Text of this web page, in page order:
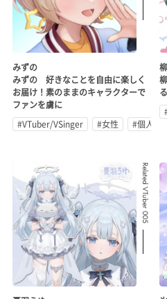
みずの
みずの 好きなことを自由に楽しく
お届け！素のままのキャラクターで
ファンを虜に
#VTuber/VSinger
#女性 #個人勢
Related VTuber 005